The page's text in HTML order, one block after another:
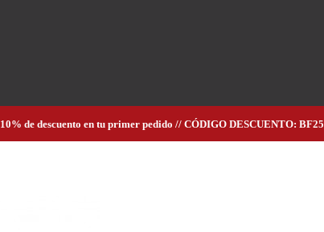
10% de descuento en tu primer pedido // CÓDIGO DESCUENTO: BF25